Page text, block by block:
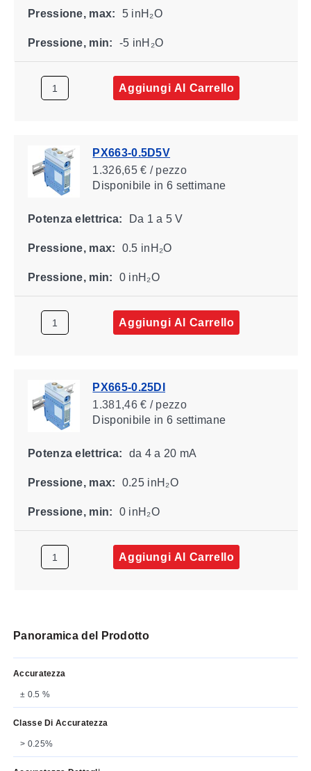
Pressione, max: 5 inH₂O
Pressione, min: -5 inH₂O
Aggiungi Al Carrello
PX663-0.5D5V
1.326,65 € / pezzo
Disponibile in 6 settimane
Potenza elettrica: Da 1 a 5 V
Pressione, max: 0.5 inH₂O
Pressione, min: 0 inH₂O
Aggiungi Al Carrello
PX665-0.25DI
1.381,46 € / pezzo
Disponibile in 6 settimane
Potenza elettrica: da 4 a 20 mA
Pressione, max: 0.25 inH₂O
Pressione, min: 0 inH₂O
Aggiungi Al Carrello
Panoramica del Prodotto
Accuratezza
± 0.5 %
Classe Di Accuratezza
> 0.25%